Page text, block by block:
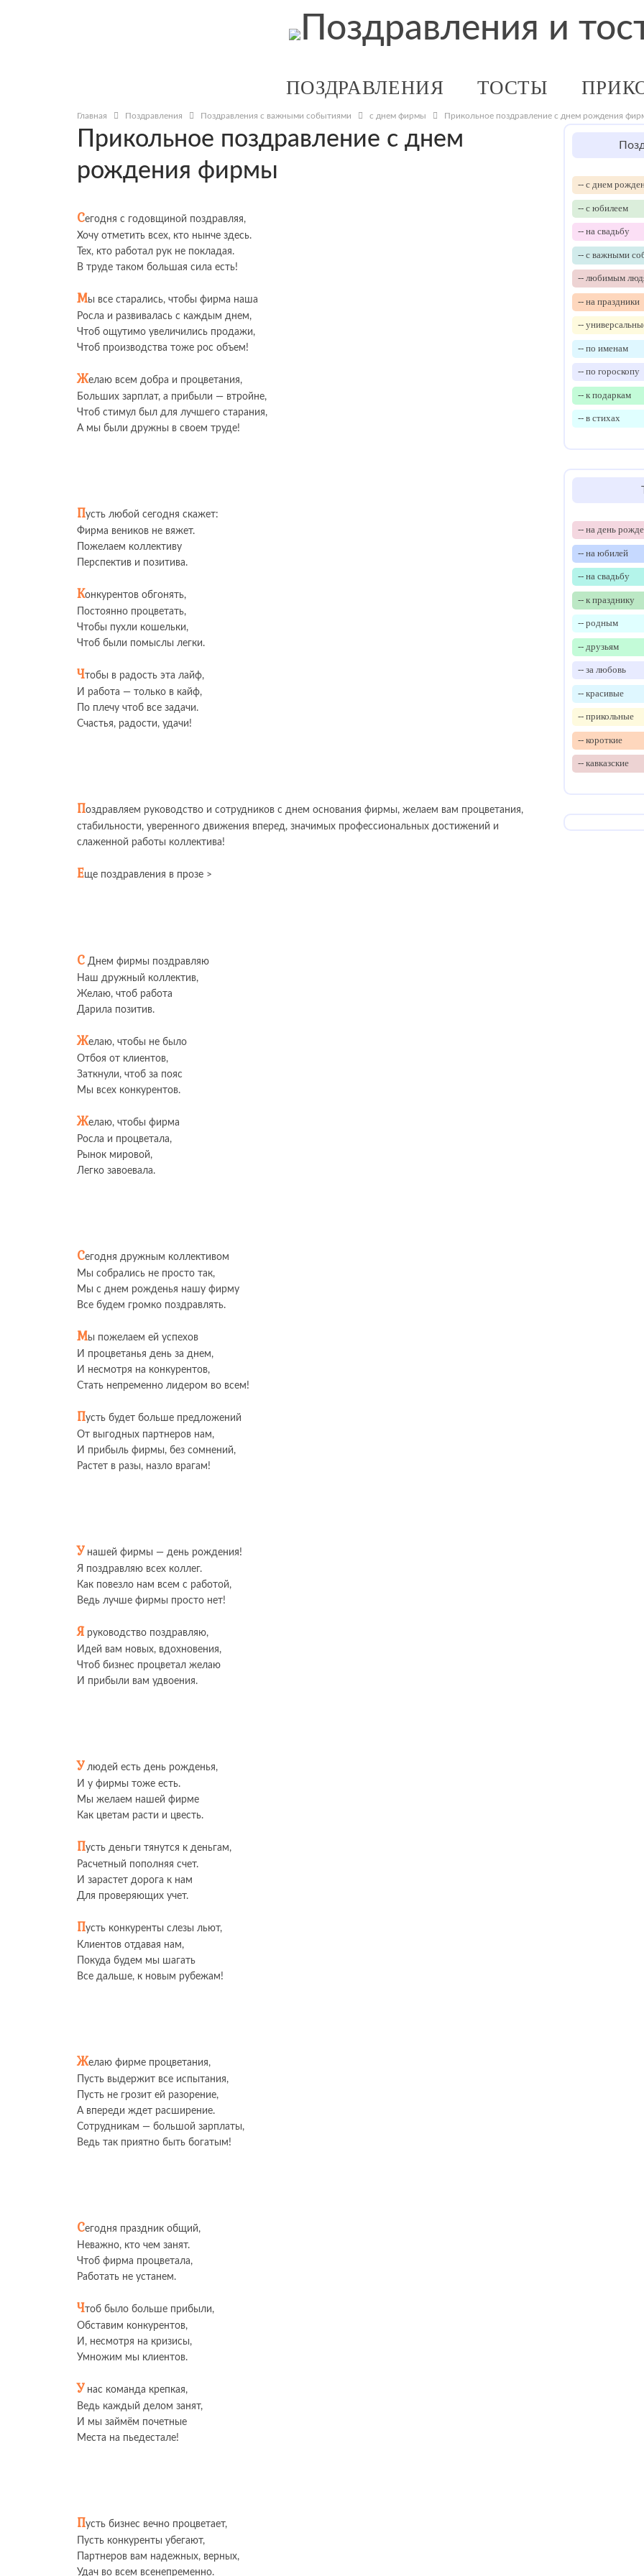
ПОЗДРАВЛЕНИЯ ТОСТЫ
Главная Поздравления Поздравления с важными событиями с днем фирмы Прикольное поздравление с днем рождения
Прикольное поздравление с днем
рождения фирмы
Сегодня с годовщиной поздравляя,
Хочу отметить всех, кто нынче здесь.
Тех, кто работал рук не покладая.
В труде таком большая сила есть!
Мы все старались, чтобы фирма наша
Росла и развивалась с каждым днем,
Чтоб ощутимо увеличились продажи,
Чтоб производства тоже рос объем!
Желаю всем добра и процветания,
Больших зарплат, а прибыли — втройне,
Чтоб стимул был для лучшего старания,
А мы были дружны в своем труде!
Пусть любой сегодня скажет:
Фирма веников не вяжет.
Пожелаем коллективу
Перспектив и позитива.
Конкурентов обгонять,
Постоянно процветать,
Чтобы пухли кошельки,
Чтоб были помыслы легки.
Чтобы в радость эта лайф,
И работа — только в кайф,
По плечу чтоб все задачи.
Счастья, радости, удачи!
Поздравляем руководство и сотрудников с днем основания фирмы, желаем вам процветания,
стабильности, уверенного движения вперед, значимых профессиональных достижений и
слаженной работы коллектива!
Еще поздравления в прозе >
С Днем фирмы поздравляю
Наш дружный коллектив,
Желаю, чтоб работа
Дарила позитив.
Желаю, чтобы не было
Отбоя от клиентов,
Заткнули, чтоб за пояс
Мы всех конкурентов.
Желаю, чтобы фирма
Росла и процветала,
Рынок мировой,
Легко завоевала.
Сегодня дружным коллективом
Мы собрались не просто так,
Мы с днем рожденья нашу фирму
Все будем громко поздравлять.
Мы пожелаем ей успехов
И процветанья день за днем,
И несмотря на конкурентов,
Стать непременно лидером во всем!
Пусть будет больше предложений
От выгодных партнеров нам,
И прибыль фирмы, без сомнений,
Растет в разы, назло врагам!
У нашей фирмы — день рождения!
Я поздравляю всех коллег.
Как повезло нам всем с работой,
Ведь лучше фирмы просто нет!
Я руководство поздравляю,
Идей вам новых, вдохновения,
Чтоб бизнес процветал желаю
И прибыли вам удвоения.
У людей есть день рожденья,
И у фирмы тоже есть.
Мы желаем нашей фирме
Как цветам расти и цвесть.
Пусть деньги тянутся к деньгам,
Расчетный пополняя счет.
И зарастет дорога к нам
Для проверяющих учет.
Пусть конкуренты слезы льют,
Клиентов отдавая нам,
Покуда будем мы шагать
Все дальше, к новым рубежам!
Желаю фирме процветания,
Пусть выдержит все испытания,
Пусть не грозит ей разорение,
А впереди ждет расширение.
Сотрудникам — большой зарплаты,
Ведь так приятно быть богатым!
Сегодня праздник общий,
Неважно, кто чем занят.
Чтоб фирма процветала,
Работать не устанем.
Чтоб было больше прибыли,
Обставим конкурентов,
И, несмотря на кризисы,
Умножим мы клиентов.
У нас команда крепкая,
Ведь каждый делом занят,
И мы займём почетные
Места на пьедестале!
Пусть бизнес вечно процветает,
Пусть конкуренты убегают,
Партнеров вам надежных, верных,
Удач во всем всенепременно.
-- с днем
-- с юбилеем
-- на свадьбу
-- с важными
-- любимым
-- на праздники
--
-- по именам
-- по гороскопу
-- к подаркам
-- в стихах
-- на день
-- на юбилей
-- на свадьбу
-- к празднику
-- родным
-- друзьям
-- за любовь
-- красивые
-- прикольные
-- короткие
-- кавказские